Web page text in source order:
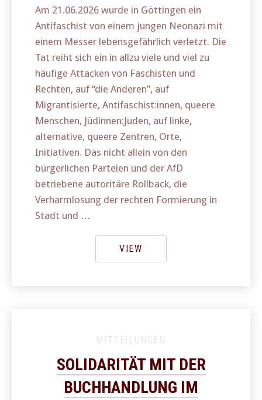
Am 21.06.2026 wurde in Göttingen ein
Antifaschist von einem jungen Neonazi mit
einem Messer lebensgefährlich verletzt. Die
Tat reiht sich ein in allzu viele und viel zu
häufige Attacken von Faschisten und
Rechten, auf “die Anderen”, auf
Migrantisierte, Antifaschist:innen, queere
Menschen, Jüdinnen:Juden, auf linke,
alternative, queere Zentren, Orte,
Initiativen. Das nicht allein von den
bürgerlichen Parteien und der AfD
betriebene autoritäre Rollback, die
Verharmlosung der rechten Formierung in
Stadt und …
VIEW
MITTEILUNGEN
SOLIDARITÄT MIT DER
BUCHHANDLUNG IM